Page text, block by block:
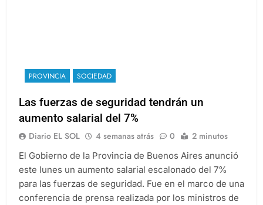
PROVINCIA SOCIEDAD
Las fuerzas de seguridad tendrán un
aumento salarial del 7%
Diario EL SOL 4 semanas atrás 0 2 minutos
El Gobierno de la Provincia de Buenos Aires anunció
este lunes un aumento salarial escalonado del 7%
para las fuerzas de seguridad. Fue en el marco de una
conferencia de prensa realizada por los ministros de